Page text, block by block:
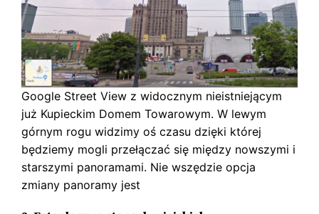
Google Street View z widocznym nieistniejącym
już Kupieckim Domem Towarowym. W lewym
górnym rogu widzimy oś czasu dzięki której
będziemy mogli przełączać się między nowszymi i
starszymi panoramami. Nie wszędzie opcja
zmiany panoramy jest